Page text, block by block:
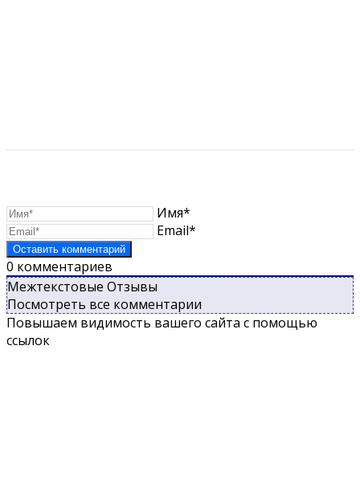
Имя*
Email*
0 комментариев
Межтекстовые Отзывы
Посмотреть все комментарии
Повышаем видимость вашего сайта с помощью
ссылок